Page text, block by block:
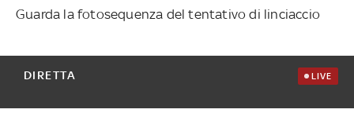
Guarda la fotosequenza del tentativo di linciaccio
DIRETTA LIVE